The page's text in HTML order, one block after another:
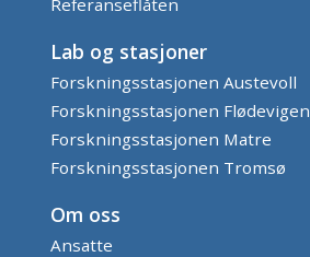
Lab og stasjoner
Forskningsstasjonen Austevoll
Forskningsstasjonen Flødevigen
Forskningsstasjonen Matre
Forskningsstasjonen Tromsø
Om oss
Ansatte